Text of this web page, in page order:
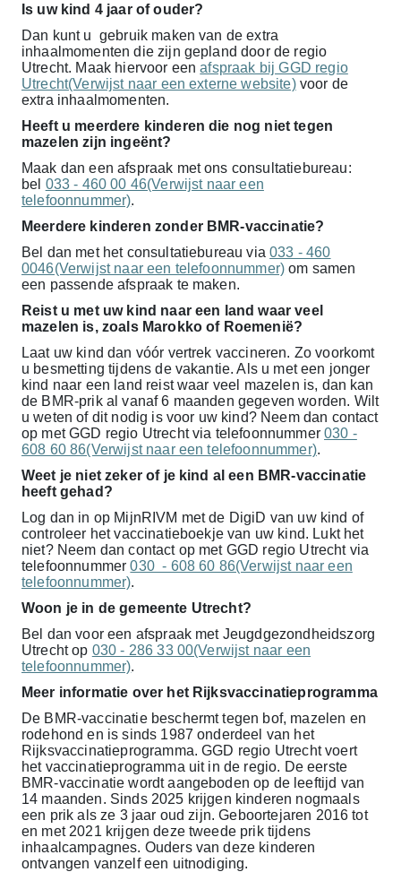
Is uw kind 4 jaar of ouder?
Dan kunt u gebruik maken van de extra
inhaalmomenten die zijn gepland door de regio
Utrecht. Maak hiervoor eenafspraak bij GGD regio
Utrecht(Verwijst naar een externe website)voor de
extra inhaalmomenten.
Heeft u meerdere kinderen die nog niet tegen
mazelen zijn ingeënt?
Maak dan een afspraak met ons consultatiebureau:
bel 033 - 460 00 46(Verwijst naar een
telefoonnummer).
Meerdere kinderen zonder BMR-vaccinatie?
Bel dan met het consultatiebureau via033 - 460
0046(Verwijst naar een telefoonnummer) om samen
een passende afspraak te maken.
Reist u met uw kind naar een land waar veel
mazelen is, zoals Marokko of Roemenië?
Laat uw kind dan vóór vertrek vaccineren. Zo voorkomt
u besmetting tijdens de vakantie. Als u met een jonger
kind naar een land reist waar veel mazelen is, dan kan
de BMR-prik al vanaf 6 maanden gegeven worden. Wilt
u weten of dit nodig is voor uw kind? Neem dan contact
op met GGD regio Utrecht via telefoonnummer030 -
608 60 86(Verwijst naar een telefoonnummer).
Weet je niet zeker of je kind al een BMR-vaccinatie
heeft gehad?
Log dan in op MijnRIVM met de DigiD van uw kind of
controleer het vaccinatieboekje van uw kind. Lukt het
niet? Neem dan contact op met GGD regio Utrecht via
telefoonnummer030 - 608 60 86(Verwijst naar een
telefoonnummer).
Woon je in de gemeente Utrecht?
Bel dan voor een afspraak met Jeugdgezondheidszorg
Utrecht op 030 - 286 33 00(Verwijst naar een
telefoonnummer).
Meer informatie over het Rijksvaccinatieprogramma
De BMR-vaccinatie beschermt tegen bof, mazelen en
rodehond en is sinds 1987 onderdeel van het
Rijksvaccinatieprogramma. GGD regio Utrecht voert
het vaccinatieprogramma uit in de regio. De eerste
BMR-vaccinatie wordt aangeboden op de leeftijd van
14 maanden. Sinds 2025 krijgen kinderen nogmaals
een prik als ze 3 jaar oud zijn. Geboortejaren 2016 tot
en met 2021 krijgen deze tweede prik tijdens
inhaalcampagnes. Ouders van deze kinderen
ontvangen vanzelf een uitnodiging.